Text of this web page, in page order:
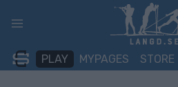
PLAY MYPAGES STORE